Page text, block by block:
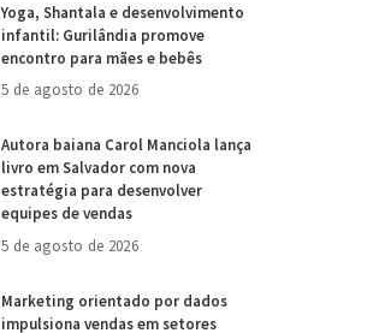
Yoga, Shantala e desenvolvimento
infantil: Gurilândia promove
encontro para mães e bebês
5 de agosto de 2026
Autora baiana Carol Manciola lança
livro em Salvador com nova
estratégia para desenvolver
equipes de vendas
5 de agosto de 2026
Marketing orientado por dados
impulsiona vendas em setores